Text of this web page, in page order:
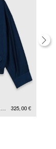
Bomberjacke aus Baumwolle 325,00 €